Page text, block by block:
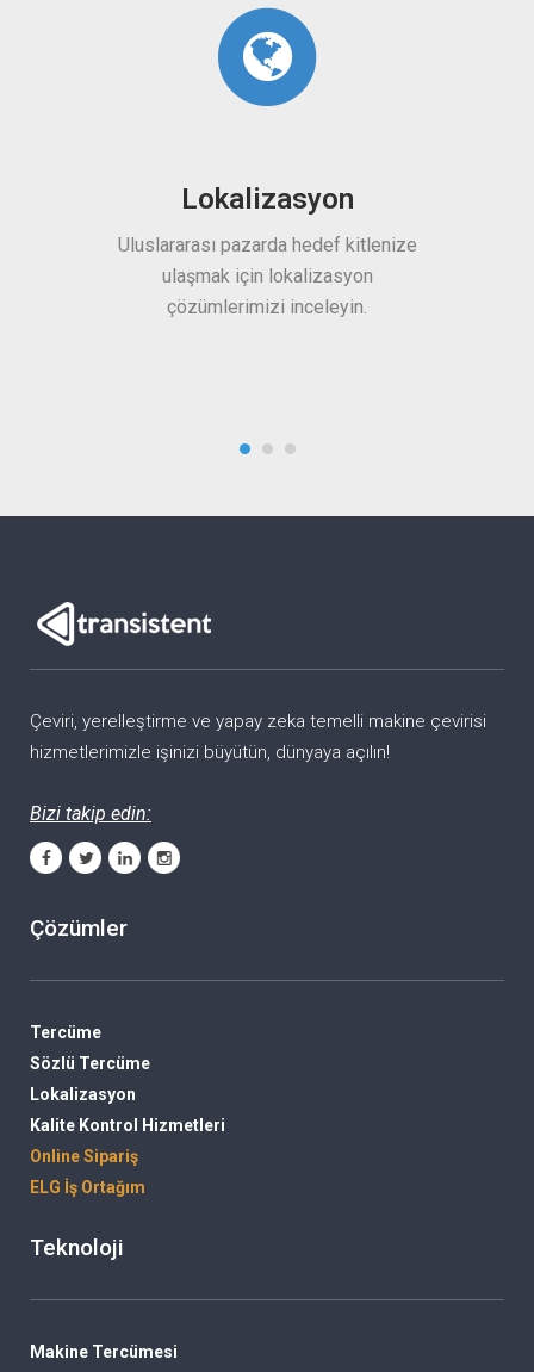
hedef kitlenize
Multimedya
Altyazı, deşifre, dublaj tercümesi
medya içerik yerelleştirme
Çeviri, yerelleştirme ve yapay zeka temelli makine çevirisi
hizmetlerimizle işinizi büyütün, dünyaya açılın!
Bizi takip edin:
Çözümler
Tercüme
Sözlü Tercüme
Lokalizasyon
Kalite Kontrol Hizmetleri
Online Sipariş
ELG İş Ortağım
Teknoloji
Makine Tercümesi